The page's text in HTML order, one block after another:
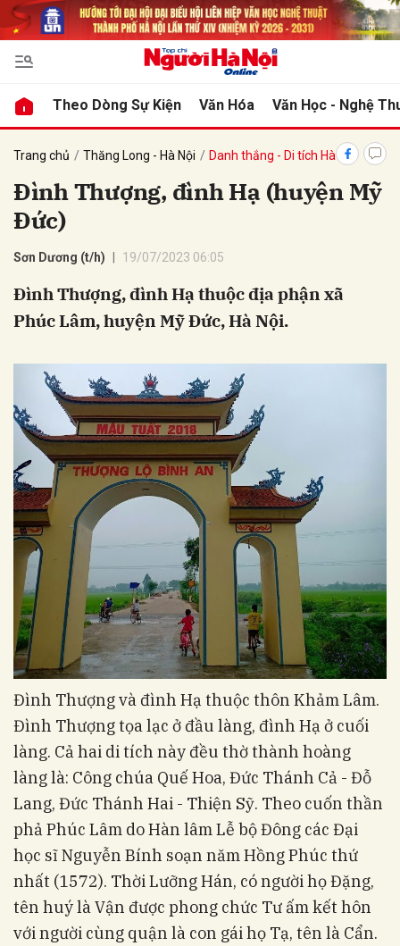
Theo Dòng Sự Kiện Văn Hóa Văn Học - Nghệ
Trang chủ Thăng Long - Hà Nội Danh thắng - Di tích Hà Nội
Đình Thượng, đình Hạ (huyện Mỹ
Đức)
Sơn Dương (t/h) 19/07/2023 06:05
Đình Thượng, đình Hạ thuộc địa phận xã
Phúc Lâm, huyện Mỹ Đức, Hà Nội.
Đình Thượng và đình Hạ thuộc thôn Khảm Lâm.
Đình Thượng tọa lạc ở đầu làng, đình Hạ ở cuối
làng. Cả hai di tích này đều thờ thành hoàng
làng là: Công chúa Quế Hoa, Đức Thánh Cả - Đỗ
Lang, Đức Thánh Hai - Thiện Sỹ. Theo cuốn thần
phả Phúc Lâm do Hàn lâm Lễ bộ Đông các Đại
học sĩ Nguyễn Bính soạn năm Hồng Phúc thứ
nhất (1572). Thời Lưỡng Hán, có người họ Đặng,
tên huý là Vận được phong chức Tư ấm kết hôn
với người cùng quận là con gái họ Tạ, tên là Cẩn.
luận
Hủy